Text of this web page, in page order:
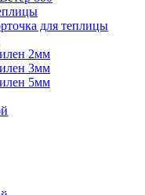
для теплицы
2мм
3мм
5мм